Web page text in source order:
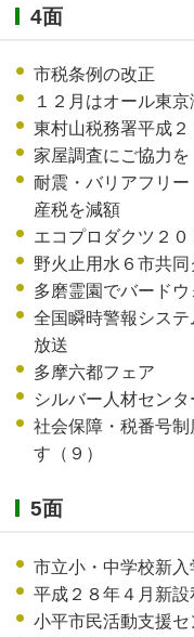
4面
市税条例の改正
１２月はオール東
東村山税務署平成
家屋調査にご協力を
耐震・バリアフリ
産税を減額
エコプロダクツ２
野火止用水６市共
多磨霊園でバード
全国瞬時警報シス
放送
多摩六都フェア
シルバー人材センタ
社会保障・税番号
す（９）
5面
市立小・中学校新入
平成２８年４月新
小平市民活動支援